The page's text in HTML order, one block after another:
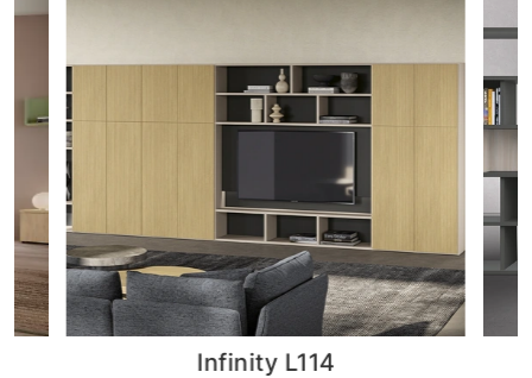
Golf Infinity R104